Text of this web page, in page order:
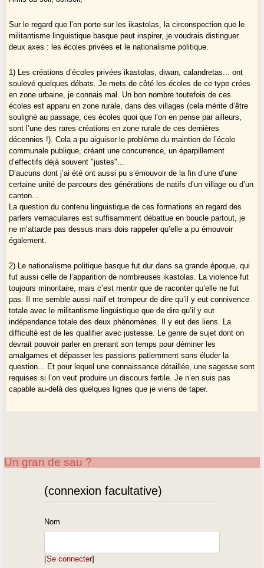
Sur le regard que l’on porte sur les ikastolas, la circonspection que le
militantisme linguistique basque peut inspirer, je voudrais distinguer
deux axes : les écoles privées et le nationalisme politique.
1) Les créations d’écoles privées ikastolas, diwan, calandretas... ont
soulevé quelques débats. Je mets de côté les écoles de ce type crées
en zone urbaine, je connais mal. Un bon nombre toutefois de ces
écoles est apparu en zone rurale, dans des villages (cela mérite d’être
souligné au passage, ces écoles quoi que l’on en pense par ailleurs,
sont l’une des rares créations en zone rurale de ces dernières
décennies !). Cela a pu aiguiser le problème du maintien de l’école
communale publique, créant une concurrence, un éparpillement
d’effectifs déjà souvent "justes"...
D’aucuns dont j’ai été ont aussi pu s’émouvoir de la fin d’une d’une
certaine unité de parcours des générations de natifs d’un village ou d’un
canton...
La question du contenu linguistique de ces formations en regard des
parlers vernaculaires est suffisamment débattue en boucle partout, je
ne m’attarde pas dessus mais dois rappeler qu’elle a pu émouvoir
également.
2) Le nationalisme politique basque fut dur dans sa grande époque, qui
fut aussi celle de l’apparition de nombreuses ikastolas. La violence fut
toujours minoritaire, mais c’est mentir que de raconter qu’elle ne fut
pas. Il me semble aussi naïf et trompeur de dire qu’il y eut connivence
totale avec le militantisme linguistique que de dire qu’il y eut
indépendance totale des deux phénomènes. Il y eut des liens. La
difficulté est de les qualifier avec justesse. Le genre de sujet dont on
devrait pouvoir parler en prenant son temps pour déminer les
amalgames et dépasser les passions patiemment sans éluder la
question... Et pour lequel une connaissance détaillée, une sagesse sont
requises si l’on veut produire un discours fertile. Je n’en suis pas
capable au-delà des quelques lignes que je viens de taper.
Un gran de sau ?
(connexion facultative)
Nom
[Se connecter]